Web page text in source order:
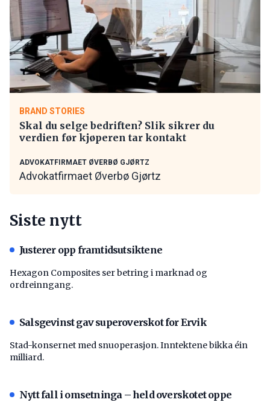
BRAND STORIES
Skal du selge bedriften? Slik sikrer du
verdien før kjøperen tar kontakt
ADVOKATFIRMAET ØVERBØ GJØRTZ
Advokatfirmaet Øverbø Gjørtz
Siste nytt
Justerer opp framtidsutsiktene
Hexagon Composites ser betring i marknad og
ordreinngang.
Salsgevinst gav superoverskot for Ervik
Stad-konsernet med snuoperasjon. Inntektene bikka éin
milliard.
Nytt fall i omsetninga – held overskotet oppe